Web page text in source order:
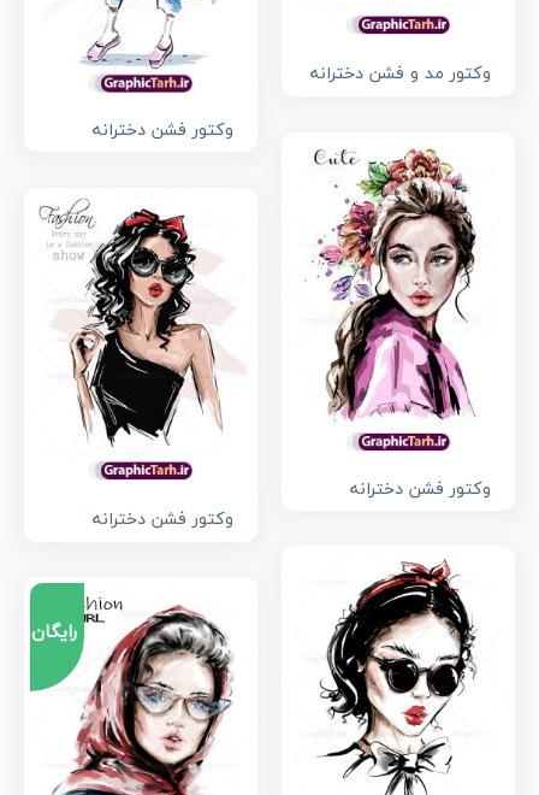
وکتور مد و فشن دخترانه
وکتور فشن دخترانه
وکتور فشن دخترانه
وکتور فشن دخترانه
رایگان